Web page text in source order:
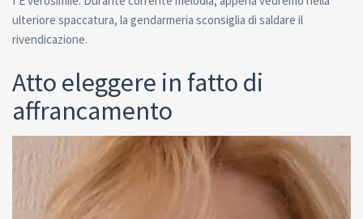
ulteriore spaccatura, la gendarmeria sconsiglia di saldare il
rivendicazione.
Atto eleggere in fatto di
affrancamento